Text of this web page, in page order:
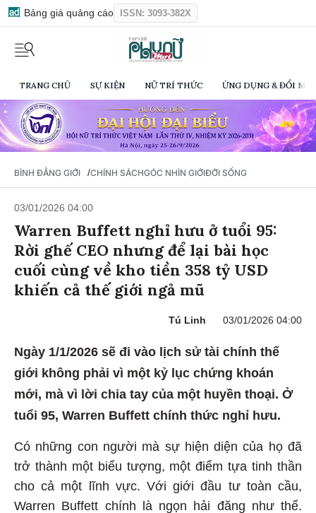
Bảng giá quảng cáo ISSN: 3093-382X
TRANG CHỦ SỰ KIỆN NỮ TRÍ THỨC ỨNG DỤNG & ĐỔI
BÌNH ĐẲNG GIỚI /CHÍNH SÁCHGÓC NHÌN GIỚIĐỜI SỐNG
03/01/2026 04:00
Warren Buffett nghỉ hưu ở tuổi 95:
Rời ghế CEO nhưng để lại bài học
cuối cùng về kho tiền 358 tỷ USD
khiến cả thế giới ngả mũ
Tú Linh 03/01/2026 04:00
Ngày 1/1/2026 sẽ đi vào lịch sử tài chính thế
giới không phải vì một kỷ lục chứng khoán
mới, mà vì lời chia tay của một huyền thoại. Ở
tuổi 95, Warren Buffett chính thức nghỉ hưu.
Có những con người mà sự hiện diện của họ đã
trở thành một biểu tượng, một điểm tựa tinh thần
cho cả một lĩnh vực. Với giới đầu tư toàn cầu,
Warren Buffett chính là ngọn hải đăng như thế.